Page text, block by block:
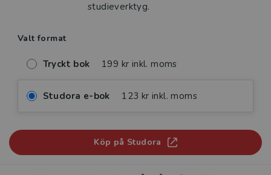
studieverktyg.
Valt format
Tryckt bok 199 kr inkl. moms
Studora e-bok 123 kr inkl. moms
Köp på Studora